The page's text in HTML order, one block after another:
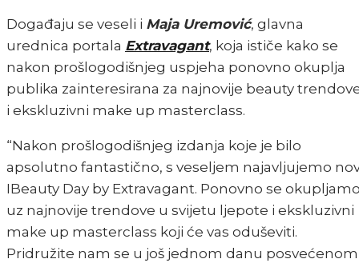
Događaju se veseli i Maja Uremović, glavna
urednica portala Extravagant, koja ističe kako se
nakon prošlogodišnjeg uspjeha ponovno okuplja
publika zainteresirana za najnovije beauty
i ekskluzivni make up masterclass.
“Nakon prošlogodišnjeg izdanja koje je bilo
apsolutno fantastično, s veseljem najavljujemo
IBeauty Day by Extravagant. Ponovno se
uz najnovije trendove u svijetu ljepote i ekskluzivni
make up masterclass koji će vas oduševiti.
Pridružite nam se u još jednom danu posvećenom